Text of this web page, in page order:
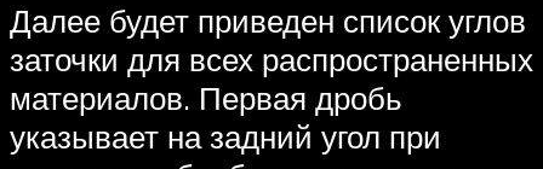
Далее будет приведен список углов
заточки для всех распространенных
материалов. Первая дробь
указывает на задний угол при